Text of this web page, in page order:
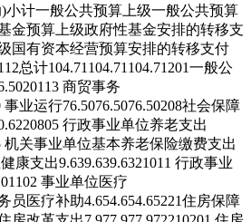
小计一般公共预算 上级一般公共预算
金预算 上级政府性基金安排的转移支
级国有资本经营预算安排的转移支付
12总计104.71 104.71 104.71 201一般公
201 13 商贸事务
事业运行76.5076.5076.50208社会保障
20805 行政事业单位养老支出
机关事业单位基本养老保险缴费支出
康支出9.639.639.6321011 行政事业
1102 事业单位医疗
员医疗补助4.654.654.65221住房保障